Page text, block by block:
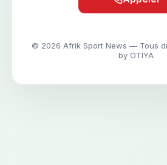
© 2026 Afrik Sport News — Tous
by OTIYA